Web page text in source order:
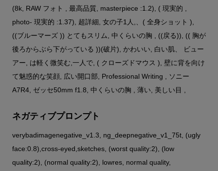
(8k, RAW フォト , 最高品質, masterpiece :1.2), ( 現実的 ,
photo- 現実的 :1.37), 超詳細, 女の子1人,、( 全身ショット ),
((ブルーマーズ )) とてもスリム, 中くらいの胸 , ((戻る)), (( 胸が
後ろからぶら下がっている ))(破片), かわいい, 白い肌、 ビュー
アー, は軽く微笑む,一人で, ( クローズドマウス ), 壁に背を向け
て魅惑的な笑顔, 広い開口部, Professional Writing , ソニー
A7R4, ゼッセ50mm f1.8, 中くらいの胸 , 薄い, 美しい目 ,
ネガティブプロンプト
verybadimagenegative_v1.3, ng_deepnegative_v1_75t, (ugly
face:0.8),cross-eyed,sketches, (worst quality:2), (low
quality:2), (normal quality:2), lowres, normal quality,